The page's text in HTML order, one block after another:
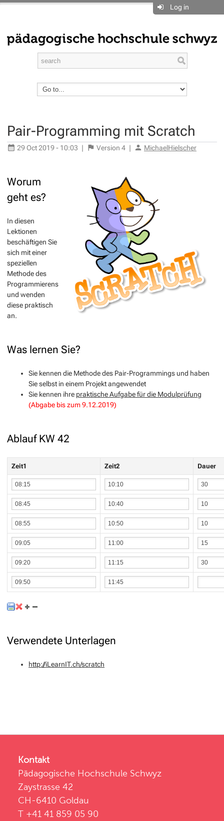
Log in
Pair-Programming mit Scratch
29 Oct 2019 - 10:03 | Version 4 | MichaelHielscher
Worum
geht es?
In diesen
Lektionen
beschäftigen Sie
sich mit einer
speziellen
Methode des
Programmierens
und wenden
diese praktisch
an.
Was lernen Sie?
Sie kennen die Methode des Pair-Programmings und haben
Sie selbst in einem Projekt angewendet
Sie kennen ihre praktische Aufgabe für die Modulprüfung
(Abgabe bis zum 9.12.2019)
Ablauf KW 42
Zeit1 Zeit2 Dauer
Verwendete Unterlagen
http://iLearnIT.ch/scratch
Kontakt
Pädagogische Hochschule Schwyz
Zaystrasse 42
CH-6410 Goldau
T +41 41 859 05 90